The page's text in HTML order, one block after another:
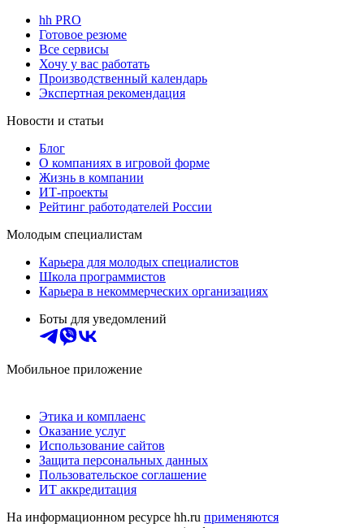
hh PRO
Готовое резюме
Все сервисы
Хочу у вас работать
Производственный календарь
Экспертная рекомендация
Новости и статьи
Блог
О компаниях в игровой форме
Жизнь в компании
ИТ-проекты
Рейтинг работодателей России
Молодым специалистам
Карьера для молодых специалистов
Школа программистов
Карьера в некоммерческих организациях
Боты для уведомлений
Мобильное приложение
Этика и комплаенс
Оказание услуг
Использование сайтов
Защита персональных данных
Пользовательское соглашение
ИТ аккредитация
На информационном ресурсе hh.ru применяются